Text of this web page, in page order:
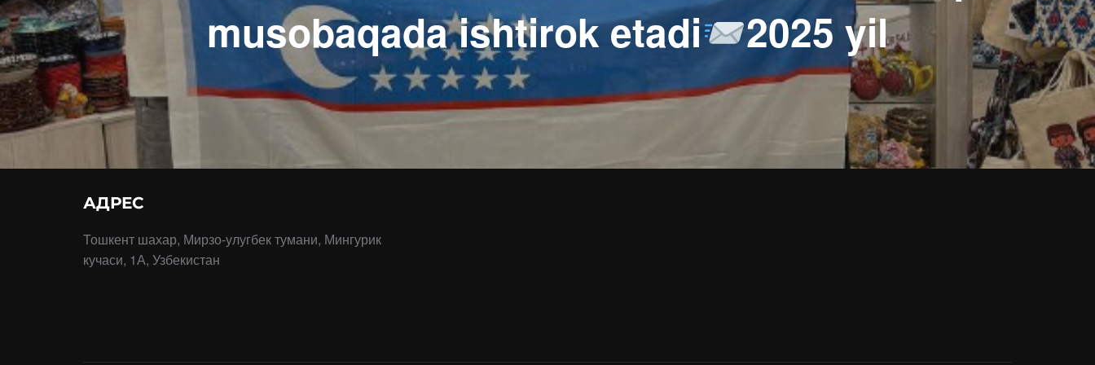
musobaqada ishtirok etadi
2025 yil
АДРЕС
Тошкент шахар, Мирзо-улугбек тумани, Мингурик
кучаси, 1А, Узбекистан